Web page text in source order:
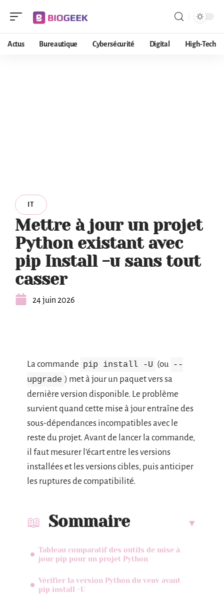
Actus Bureautique Cybersécurité Digital High-Tech
IT
Mettre à jour un projet
Python existant avec
pip Install -u sans tout
casser
24 juin 2026
La commande pip install -U (ou --
upgrade ) met à jour un paquet vers sa
dernière version disponible. Le problème
survient quand cette mise à jour entraîne des
sous-dépendances incompatibles avec le
reste du projet. Avant de lancer la commande,
il faut mesurer l’écart entre les versions
installées et les versions cibles, puis anticiper
les ruptures de compatibilité.
Sommaire
Tableau comparatif des outils de mise à
jour pip pour un projet Python
Vérifier la version Python du venv avant
pip install -U